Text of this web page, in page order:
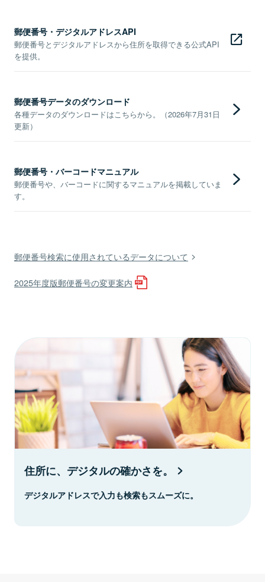
郵便番号・デジタルアドレスAPI
郵便番号とデジタルアドレスから住所を取得できる公式API
を提供。
郵便番号データのダウンロード
各種データのダウンロードはこちらから。（2026年7月31日
更新）
郵便番号・バーコードマニュアル
郵便番号や、バーコードに関するマニュアルを掲載していま
す。
郵便番号検索に使用されているデータについて
2025年度版郵便番号の変更案内
住所に、デジタルの確かさを。
デジタルアドレスで入力も検索もスムーズに。